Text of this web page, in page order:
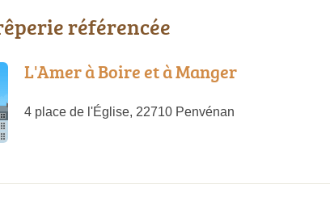
référencée
L'Amer à Boire et à Manger
4 place de l'Église, 22710 Penvénan